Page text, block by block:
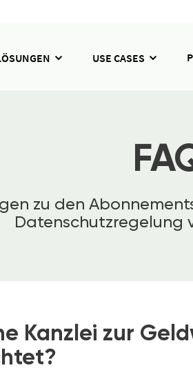
USE CASES
zu den
Datenschutzregelung
Kanzlei zur